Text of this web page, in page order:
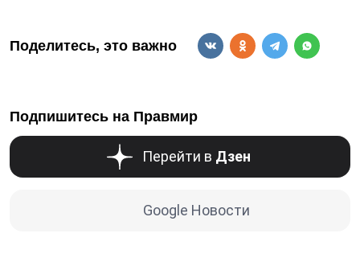
Поделитесь, это важно
Подпишитесь на Правмир
Перейти в Дзен
Google Новости